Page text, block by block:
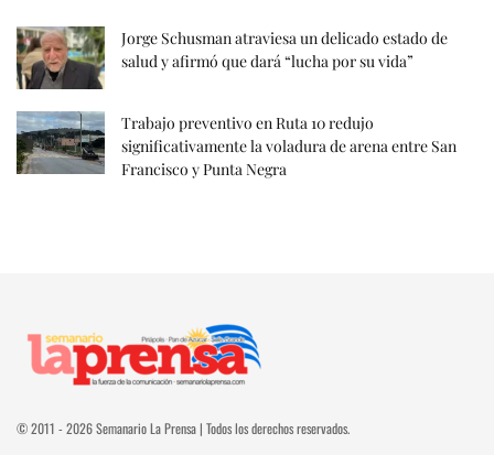
Jorge Schusman atraviesa un delicado estado de
salud y afirmó que dará “lucha por su vida”
Trabajo preventivo en Ruta 10 redujo
significativamente la voladura de arena entre San
Francisco y Punta Negra
© 2011 - 2026 Semanario La Prensa | Todos los derechos reservados.